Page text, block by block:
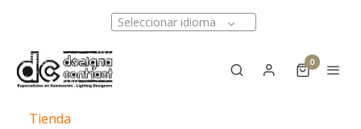
Seleccionar idioma
0
Tienda